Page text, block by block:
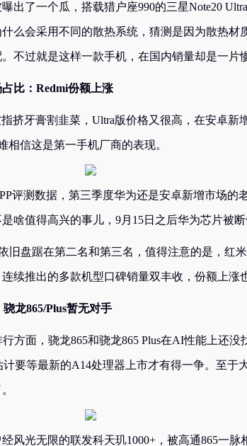
出了一个瓜，搭载猎户座990的三星Note20
么会采用不同的散热系统，猜测是因为散热材
不过就是这样一款手机，在国内销量却是一片
比：Redmi份额上涨
指挤牙膏割韭菜，Ultra版价格又很高，在安卓
相信这是第一手机厂商的表现。
评测数据，第三季度华为还是安卓新增市场的
啥值得高兴的事儿，9月15日之后华为芯片被
旧盘踞在第二名和第三名，值得注意的是，红
续推出的多款机型口碑销量双丰收，份额上涨
龙865/Plus暂无对手
方面，骁龙865和骁龙865 Plus在AI性能上还
计要等最新的A14处理器上市才有得一争。至于
风光无限的联发科天玑1000+，被高通865一